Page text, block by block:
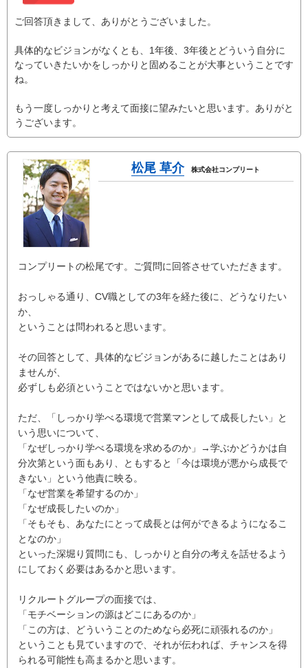
ご回答頂きまして、ありがとうございました。
具体的なビジョンがなくとも、1年後、3年後とどういう自分に
なっていきたいかをしっかりと固めることが大事ということです
ね。
もう一度しっかりと考えて面接に望みたいと思います。ありがと
うございます。
松尾 草介 株式会社コンプリート
コンプリートの松尾です。ご質問に回答させていただきます。
おっしゃる通り、CV職としての3年を経た後に、どうなりたい
か、
ということは問われると思います。
その回答として、具体的なビジョンがあるに越したことはあり
ませんが、
必ずしも必須ということではないかと思います。
ただ、「しっかり学べる環境で営業マンとして成長したい」と
いう思いについて、
「なぜしっかり学べる環境を求めるのか」→学ぶかどうかは自
分次第という面もあり、ともすると「今は環境が悪から成長で
きない」という他責に映る。
「なぜ営業を希望するのか」
「なぜ成長したいのか」
「そもそも、あなたにとって成長とは何ができるようになるこ
となのか」
といった深堀り質問にも、しっかりと自分の考えを話せるよう
にしておく必要はあるかと思います。
リクルートグループの面接では、
「モチベーションの源はどこにあるのか」
「この方は、どういうことのためなら必死に頑張れるのか」
ということも見ていますので、それが伝われば、チャンスを得
られる可能性も高まるかと思います。